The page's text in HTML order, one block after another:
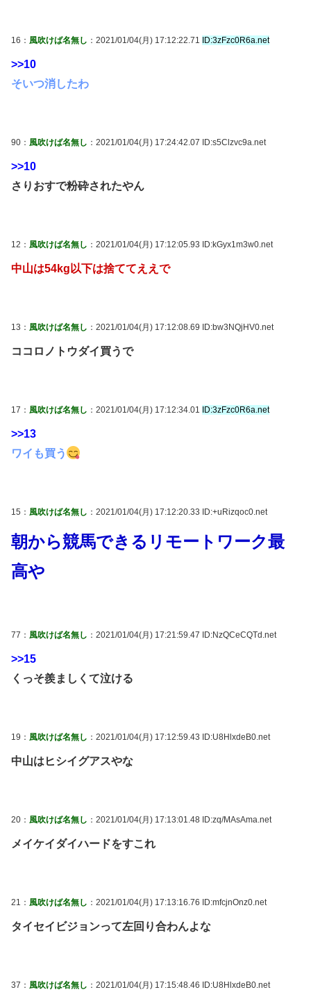
16： 風吹けば名無し ：2021/01/04(月) 17:12:22.71 ID:3zFzc0R6a.net
>>10
そいつ消したわ
90： 風吹けば名無し ：2021/01/04(月) 17:24:42.07 ID:s5Clzvc9a.net
>>10
さりおすで粉砕されたやん
12： 風吹けば名無し ：2021/01/04(月) 17:12:05.93 ID:kGyx1m3w0.net
中山は54kg以下は捨ててええで
13： 風吹けば名無し ：2021/01/04(月) 17:12:08.69 ID:bw3NQjHV0.net
ココロノトウダイ買うで
17： 風吹けば名無し ：2021/01/04(月) 17:12:34.01 ID:3zFzc0R6a.net
>>13
ワイも買う
15： 風吹けば名無し ：2021/01/04(月) 17:12:20.33 ID:+uRizqoc0.net
朝から競馬できるリモートワーク最
高や
77： 風吹けば名無し ：2021/01/04(月) 17:21:59.47 ID:NzQCeCQTd.net
>>15
くっそ羨ましくて泣ける
19： 風吹けば名無し ：2021/01/04(月) 17:12:59.43 ID:U8HlxdeB0.net
中山はヒシイグアスやな
20： 風吹けば名無し ：2021/01/04(月) 17:13:01.48 ID:zq/MAsAma.net
メイケイダイハードをすこれ
21： 風吹けば名無し ：2021/01/04(月) 17:13:16.76 ID:mfcjnOnz0.net
タイセイビジョンって左回り合わんよな
37： 風吹けば名無し ：2021/01/04(月) 17:15:48.46 ID:U8HlxdeB0.net